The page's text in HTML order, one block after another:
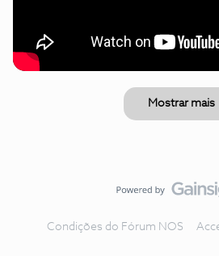
Mostrar mais
Condições do Fórum NOS